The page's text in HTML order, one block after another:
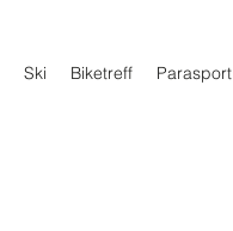
Ski Biketreff Parasport